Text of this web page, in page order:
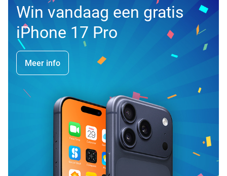
Win vandaag een gratis
iPhone 17 Pro
Meer info